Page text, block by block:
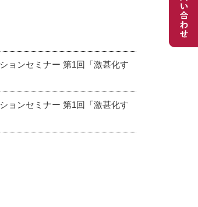
ョンセミナー 第1回「激甚化す
ョンセミナー 第1回「激甚化す